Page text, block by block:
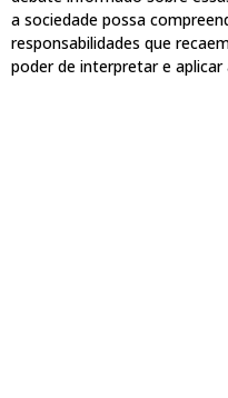
a sociedade possa
responsabilidades que
poder de interpretar e aplicar